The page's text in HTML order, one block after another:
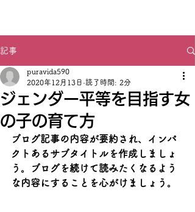
記事
ジェンダー平等を目指す女
の子の育て方
puravida590
2020年12月13日 読了時間: 2分
ブログ記事の内容が要約され、インパ
クトあるサブタイトルを作成しましょ
う。ブログを続けて読みたくなるよう
な内容にすることを心がけましょう。